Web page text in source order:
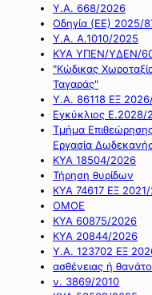
Y.A. 668/2026
Οδηγία (ΕΕ) 2025/
Υ.Α. Α.1010/2025
ΚΥΑ ΥΠΕΝ/ΥΔΕΝ/
"Κώδικας
Ταγαράς"
Υ.Α. 86118 ΕΞ
Εγκύκλιος Ε.2028/
Τμήμα
Εργασία
ΚΥΑ 18504/2026
Τήρηση θυρίδων
ΚΥΑ 74617 ΕΞ 2021/
ΟΜΟΕ
ΚΥΑ 60875/2026
ΚΥΑ 20844/2026
Υ.Α. 123702 ΕΞ
ασθένειας ή
ν. 3869/2010